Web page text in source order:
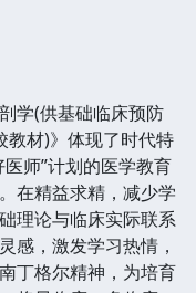
学(供基础临床预防
教材)》体现了时代特
师”计划的医学教育
在精益求精，减少学
理论与临床实际联系
感，激发学习热情，
丁格尔精神，为培育